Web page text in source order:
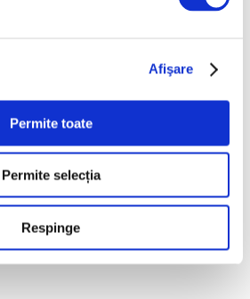
Afişare
Permite toate
Permite selecția
Respinge